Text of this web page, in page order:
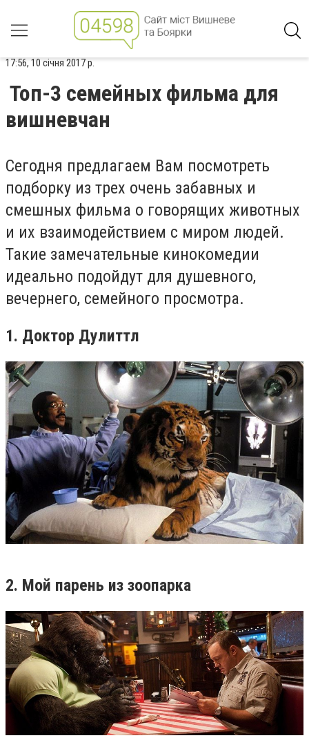
17:56, 10 січня 2017 р.
Топ-3 семейных фильма для
вишневчан
Сегодня предлагаем Вам посмотреть
подборку из трех очень забавных и
смешных фильма о говорящих животных
и их взаимодействием с миром людей.
Такие замечательные кинокомедии
идеально подойдут для душевного,
вечернего, семейного просмотра.
1. Доктор Дулиттл
2. Мой парень из зоопарка